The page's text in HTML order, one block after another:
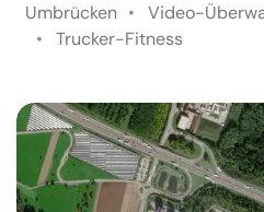
Umbrücken
Video-
Trucker-Fitness